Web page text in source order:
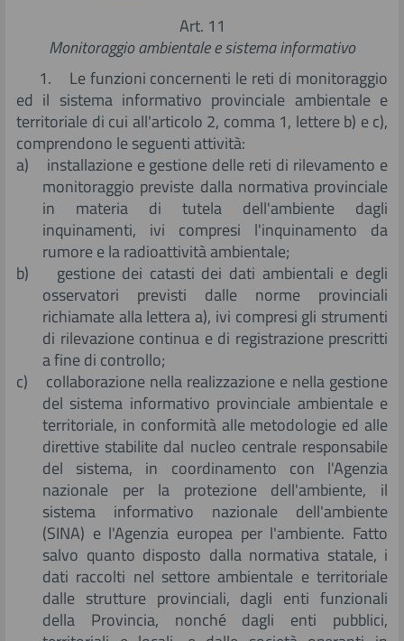
Art. 11
Monitoraggio ambientale e sistema informativo
1. Le funzioni concernenti le reti di monitoraggio
ed il sistema informativo provinciale ambientale e
territoriale di cui all'articolo 2, comma 1, lettere b) e c),
comprendono le seguenti attività:
a) installazione e gestione delle reti di rilevamento e
monitoraggio previste dalla normativa provinciale
in materia di tutela dell'ambiente dagli
inquinamenti, ivi compresi l'inquinamento da
rumore e la radioattività ambientale;
b) gestione dei catasti dei dati ambientali e degli
osservatori previsti dalle norme provinciali
richiamate alla lettera a), ivi compresi gli strumenti
di rilevazione continua e di registrazione prescritti
a fine di controllo;
c) collaborazione nella realizzazione e nella gestione
del sistema informativo provinciale ambientale e
territoriale, in conformità alle metodologie ed alle
direttive stabilite dal nucleo centrale responsabile
del sistema, in coordinamento con l'Agenzia
nazionale per la protezione dell'ambiente, il
sistema informativo nazionale dell'ambiente
(SINA) e l'Agenzia europea per l'ambiente. Fatto
salvo quanto disposto dalla normativa statale, i
dati raccolti nel settore ambientale e territoriale
dalle strutture provinciali, dagli enti funzionali
della Provincia, nonché dagli enti pubblici,